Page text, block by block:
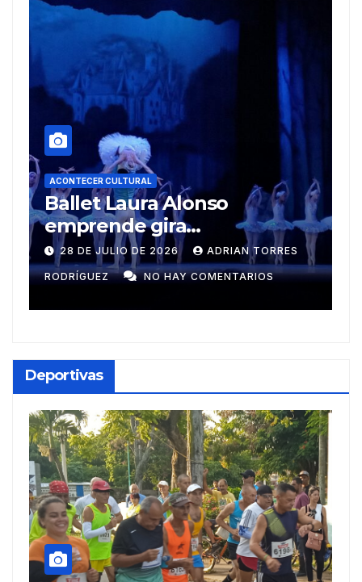
ACONTECER CULTURAL
Muñecos y monotipia
9 DE JULIO DE 2026 MEYLIN PÉREZ
GUZMÁN NO HAY COMENTARIOS
Deportivas